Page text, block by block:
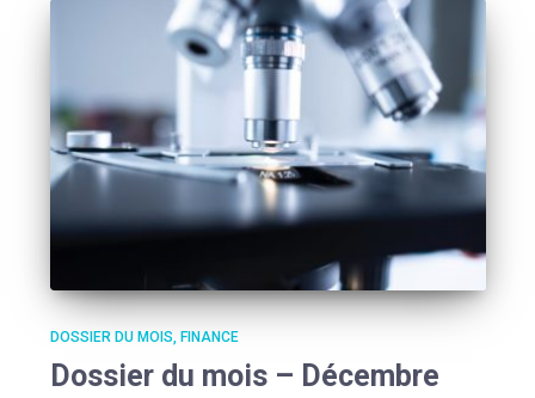
DOSSIER DU MOIS FINANCE
Dossier du mois – Décembre